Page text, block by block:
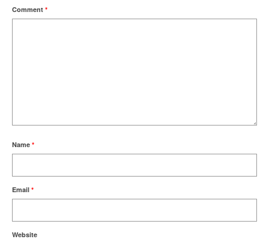
Comment *
Name *
Email *
Website